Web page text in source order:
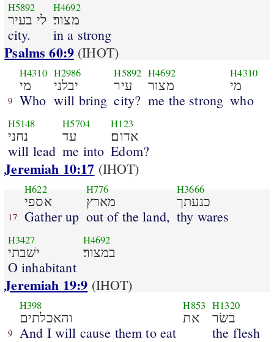
H5892
לי בעיר
city.
H4692
מצור׃
in a strong
Psalms 60:9 (IHOT)
9
H4310
מי
Who
H2986
יבלני
will bring
H5892
עיר
city?
H4692
מצור
me the strong
H4310
מי
who
H5148
נחני
will lead
H5704
עד
me into
H123
אדום׃
Edom?
Jeremiah 10:17 (IHOT)
17
H622
אספי
Gather up
H776
מארץ
out of the land,
H3666
כנעתך
thy wares
H3427
ישׁבתי
O inhabitant
H4692
במצור׃
Jeremiah 19:9 (IHOT)
9
H398
והאכלתים
And I will cause them to eat
H853
את
H1320
בשׂר
the flesh